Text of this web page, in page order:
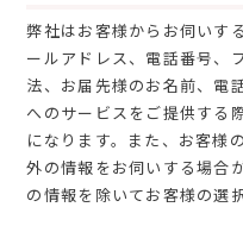
弊社はお客様からお伺いす
ールアドレス、電話番号、
法、お届先様のお名前、電
へのサービスをご提供する
になります。また、お客様
外の情報をお伺いする場合
の情報を除いてお客様の選